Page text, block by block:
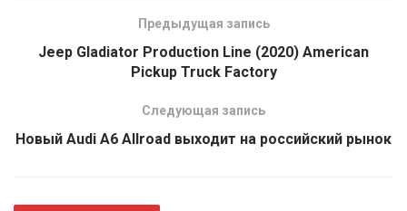
Предыдущая запись
Jeep Gladiator Production Line (2020) American
Pickup Truck Factory
Следующая запись
Новый Audi A6 Allroad выходит на российский рынок